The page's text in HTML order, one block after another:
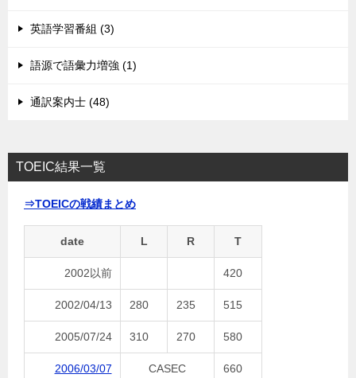
英語学習番組 (3)
語源で語彙力増強 (1)
通訳案内士 (48)
TOEIC結果一覧
⇒TOEICの戦績まとめ
date L R T
2002以前 420
2002/04/13 280 235 515
2005/07/24 310 270 580
2006/03/07 CASEC 660